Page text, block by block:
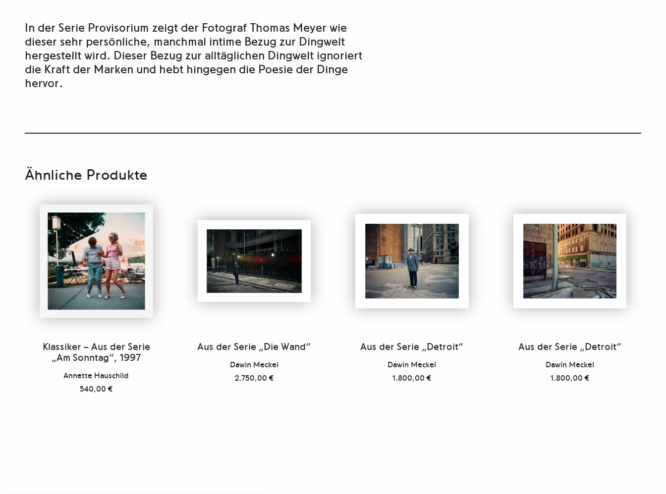
In der Serie Provisorium zeigt der Fotograf Thomas Meyer wie
dieser sehr persönliche, manchmal intime Bezug zur Dingwelt
hergestellt wird. Dieser Bezug zur alltäglichen Dingwelt ignoriert
die Kraft der Marken und hebt hingegen die Poesie der Dinge
hervor.
Ähnliche Produkte
Klassiker – Aus der Serie
„Am Sonntag“, 1997
Annette Hauschild
540,00€
Aus der Serie „Die Wand“
Dawin Meckel
2.750,00€
Aus der Serie „Detroit“
Dawin Meckel
1.800,00€
Aus der Serie „Detroit“
Dawin Meckel
1.800,00€